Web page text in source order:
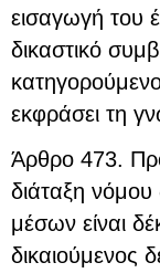
εισαγωγή του
δικαστικό
εκφράσει τη
Άρθρο 473.
διάταξη νόμου
μέσων είναι
δικαιούμενος